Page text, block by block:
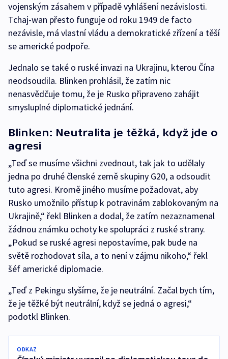
vojenským zásahem v případě vyhlášení nezávislosti.
Tchaj-wan přesto funguje od roku 1949 de facto
nezávisle, má vlastní vládu a demokratické zřízení a těší
se americké podpoře.
Jednalo se také o ruské invazi na Ukrajinu, kterou Čína
neodsoudila. Blinken prohlásil, že zatím nic
nenasvědčuje tomu, že je Rusko připraveno zahájit
smysluplné diplomatické jednání.
Blinken: Neutralita je těžká, když jde o
agresi
„Teď se musíme všichni zvednout, tak jak to udělaly
jedna po druhé členské země skupiny G20, a odsoudit
tuto agresi. Kromě jiného musíme požadovat, aby
Rusko umožnilo přístup k potravinám zablokovaným na
Ukrajině,“ řekl Blinken a dodal, že zatím nezaznamenal
žádnou známku ochoty ke spolupráci z ruské strany.
„Pokud se ruské agresi nepostavíme, pak bude na
světě rozhodovat síla, a to není v zájmu nikoho,“ řekl
šéf americké diplomacie.
„Teď z Pekingu slyšíme, že je neutrální. Začal bych tím,
že je těžké být neutrální, když se jedná o agresi,“
podotkl Blinken.
ODKAZ